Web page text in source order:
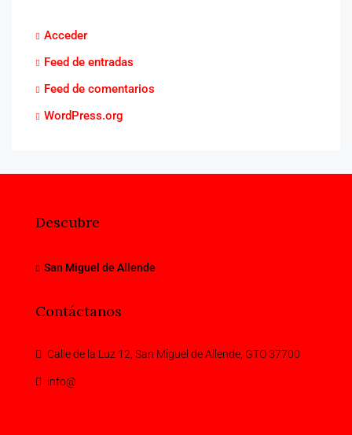
Acceder
Feed de entradas
Feed de comentarios
WordPress.org
Descubre
San Miguel de Allende
Contáctanos
Calle de la Luz 12, San Miguel de Allende, GTO 37700
info@